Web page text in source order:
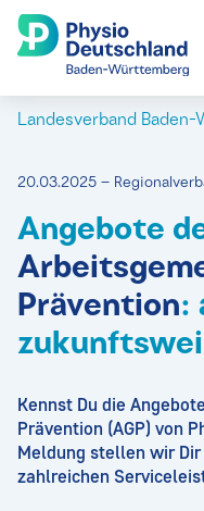
Landesverband
20.03.2025 –
Angebote
Prävention:
Kennst Du die
Prävention (AGP) von
Meldung stellen wir
zahlreichen